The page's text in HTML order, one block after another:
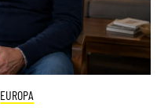
EUROPA